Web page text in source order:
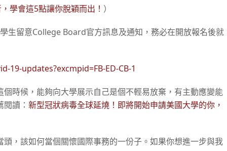
學會這5點讓你脫穎而出！ ）
生留意College Board官方訊息及通知，務必在開放報名後就
updates?excmpid=FB-ED-CB-1
時候，能夠向大學展示自己是個不輕易放棄，有主動應變能
讀： 新型冠狀病毒全球延燒！即將開始申請美國大學的你，
，該如何當個關懷國際事務的一份子。如果你想進一步與我